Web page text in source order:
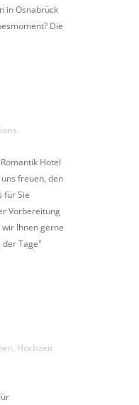
in Osnabrück
Die
Hotel
freuen, den
für Sie
Vorbereitung
Ihnen gerne
der Tage"
, Hochzeit